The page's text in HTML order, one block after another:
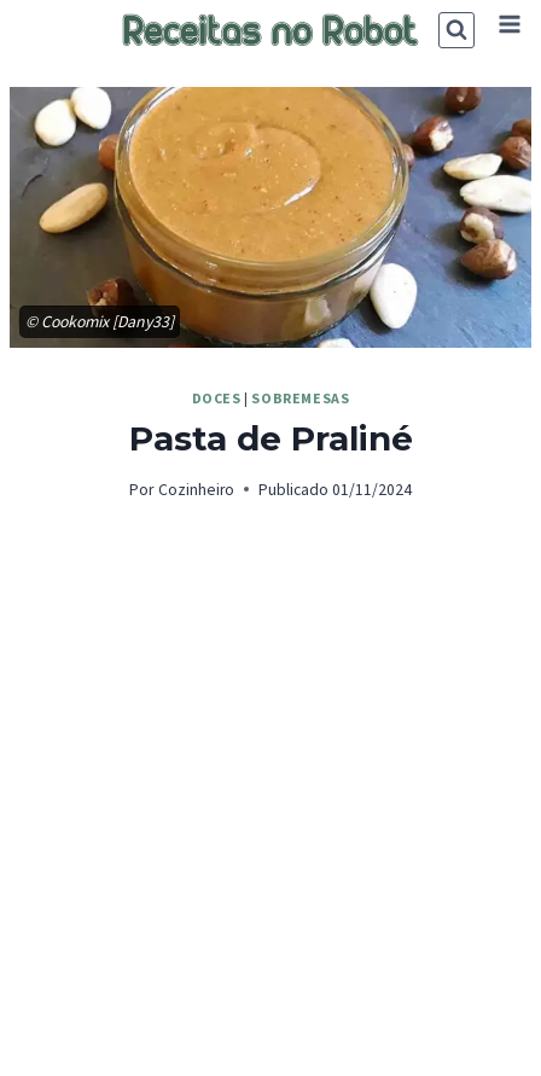
© Cookomix [Dany33]
DOCES | SOBREMESAS
Pasta de Praliné
Por Cozinheiro Publicado 01/11/2024